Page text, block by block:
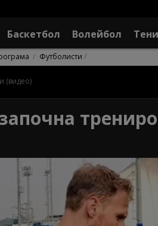
Баскетбол Волейбол
Футболисти
(видео)